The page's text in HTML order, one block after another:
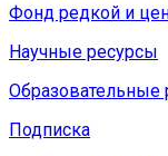
Фонд редкой и
Научные ресурсы
Образовательные
Подписка